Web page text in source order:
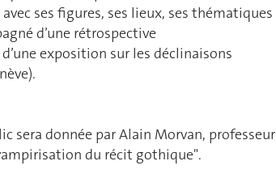
ses figures, ses lieux, ses thématiques
d’une rétrospective
exposition sur les déclinaisons
sera donnée par Alain Morvan, professeur
du récit gothique".